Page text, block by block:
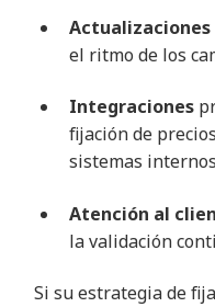
el ritmo de los
Integraciones
fijación de
sistemas
Atención al
la validación
Si su estrategia de